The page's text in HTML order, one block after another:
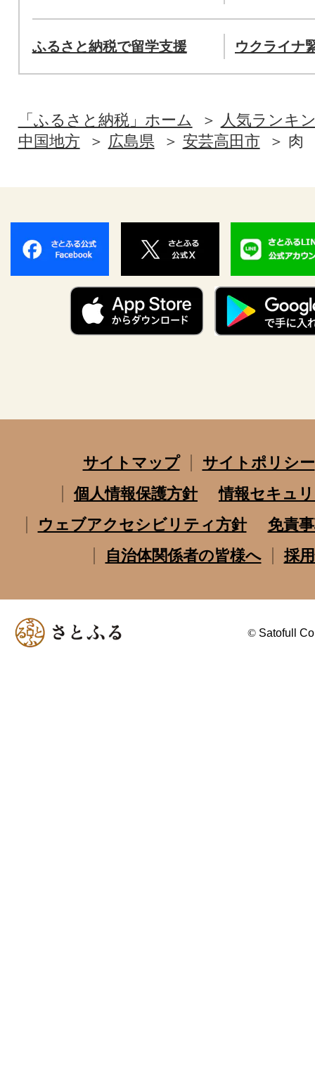
ふるさと納税で留学支援 ウクライナ
「ふるさと納税」ホーム
人気ランキ
中国地方
広島県 安芸高田市 肉
サイトマップ
サイトポリシー
個人情報保護方針
情報セキュ
ウェブアクセシビリティ方針
免責
自治体関係者の皆様へ
採
© Satofull